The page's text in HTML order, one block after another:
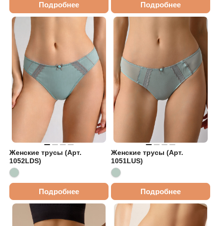
Подробнее Подробнее
Женские трусы (Арт.
1052LDS)
Подробнее
Женские трусы (Арт.
1051LUS)
Подробнее